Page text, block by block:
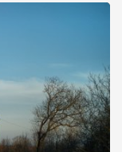
епітафії, які
У 1924-1940